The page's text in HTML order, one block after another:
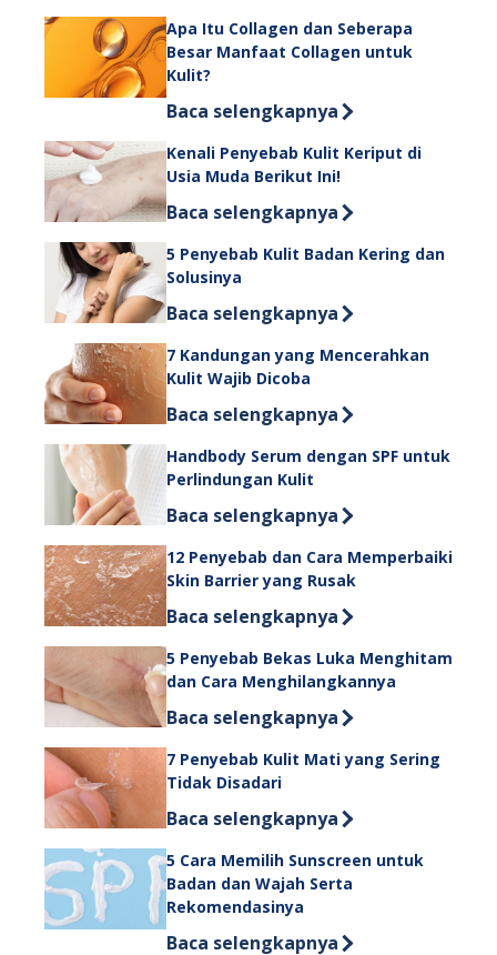
Apa Itu Collagen dan Seberapa
Besar Manfaat Collagen untuk
Kulit?
Discover more about Apa Itu
Baca selengkapnya
Kenali Penyebab Kulit Keriput di
Usia Muda Berikut Ini!
Discover more about Kenali
Baca selengkapnya
5 Penyebab Kulit Badan Kering dan
Solusinya
Discover more about 5 Penyebab
Baca selengkapnya
7 Kandungan yang Mencerahkan
Kulit Wajib Dicoba
Discover more about 7 Kandungan
Baca selengkapnya
Handbody Serum dengan SPF untuk
Perlindungan Kulit
Discover more about Handbody
Baca selengkapnya
12 Penyebab dan Cara Memperbaiki
Skin Barrier yang Rusak
Discover more about 12 Penyebab
Baca selengkapnya
5 Penyebab Bekas Luka Menghitam
dan Cara Menghilangkannya
Discover more about 5 Penyebab
Baca selengkapnya
7 Penyebab Kulit Mati yang Sering
Tidak Disadari
Discover more about 7 Penyebab
Baca selengkapnya
5 Cara Memilih Sunscreen untuk
Badan dan Wajah Serta
Rekomendasinya
Discover more about 5 Cara
Baca selengkapnya